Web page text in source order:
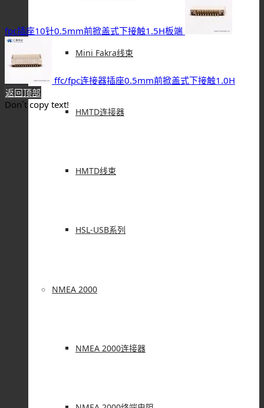
Mini Fakra线束
HMTD连接器
HMTD线束
HSL-USB系列
NMEA 2000
NMEA 2000连接器
fpc插座10针0.5mm前掀盖式下接触1.5H板端
ffc/fpc连接器插座0.5mm前掀盖式下接触1.0H
返回顶部
Don`t copy text!